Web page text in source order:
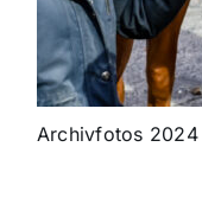
Archivfotos 2024